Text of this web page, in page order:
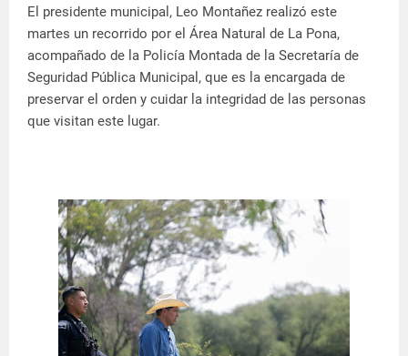
El presidente municipal, Leo Montañez realizó este
martes un recorrido por el Área Natural de La Pona,
acompañado de la Policía Montada de la Secretaría de
Seguridad Pública Municipal, que es la encargada de
preservar el orden y cuidar la integridad de las personas
que visitan este lugar.